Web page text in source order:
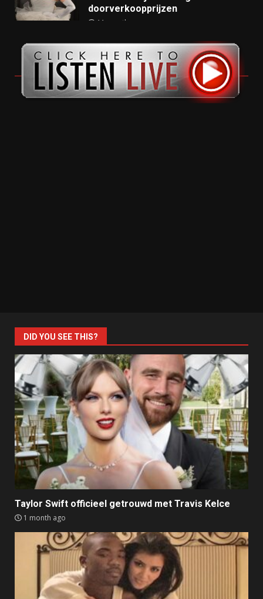
doorverkoopprijzen
11 months ago
DID YOU SEE THIS?
Taylor Swift officieel getrouwd met Travis Kelce
1 month ago